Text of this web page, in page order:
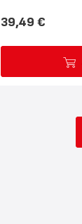
Prix
39,49 €